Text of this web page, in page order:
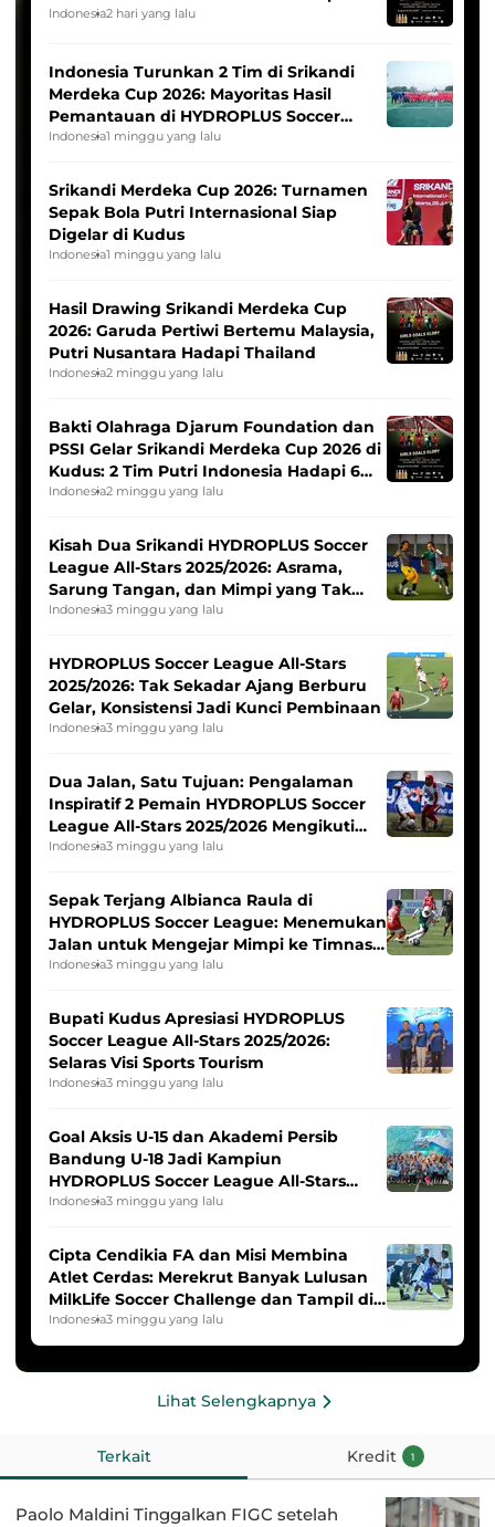
Indonesia2 hari yang lalu
Indonesia Turunkan 2 Tim di Srikandi
Merdeka Cup 2026: Mayoritas Hasil
Pemantauan di HYDROPLUS Soccer
League
Indonesia1 minggu yang lalu
Srikandi Merdeka Cup 2026: Turnamen
Sepak Bola Putri Internasional Siap
Digelar di Kudus
Indonesia1 minggu yang lalu
Hasil Drawing Srikandi Merdeka Cup
2026: Garuda Pertiwi Bertemu Malaysia,
Putri Nusantara Hadapi Thailand
Indonesia2 minggu yang lalu
Bakti Olahraga Djarum Foundation dan
PSSI Gelar Srikandi Merdeka Cup 2026 di
Kudus: 2 Tim Putri Indonesia Hadapi 6
Tim Asia
Indonesia2 minggu yang lalu
Kisah Dua Srikandi HYDROPLUS Soccer
League All-Stars 2025/2026: Asrama,
Sarung Tangan, dan Mimpi yang Tak
Pernah Padam
Indonesia3 minggu yang lalu
HYDROPLUS Soccer League All-Stars
2025/2026: Tak Sekadar Ajang Berburu
Gelar, Konsistensi Jadi Kunci Pembinaan
Indonesia3 minggu yang lalu
Dua Jalan, Satu Tujuan: Pengalaman
Inspiratif 2 Pemain HYDROPLUS Soccer
League All-Stars 2025/2026 Mengikuti
Seleksi Timnas Indonesia Putri
Indonesia3 minggu yang lalu
Sepak Terjang Albianca Raula di
HYDROPLUS Soccer League: Menemukan
Jalan untuk Mengejar Mimpi ke Timnas
Indonesia Putri
Indonesia3 minggu yang lalu
Bupati Kudus Apresiasi HYDROPLUS
Soccer League All-Stars 2025/2026:
Selaras Visi Sports Tourism
Indonesia3 minggu yang lalu
Goal Aksis U-15 dan Akademi Persib
Bandung U-18 Jadi Kampiun
HYDROPLUS Soccer League All-Stars
2025/2026
Indonesia3 minggu yang lalu
Cipta Cendikia FA dan Misi Membina
Atlet Cerdas: Merekrut Banyak Lulusan
MilkLife Soccer Challenge dan Tampil di
HYDROPLUS Soccer League
Indonesia3 minggu yang lalu
Lihat Selengkapnya
Terkait Kredit 1
Paolo Maldini Tinggalkan FIGC setelah